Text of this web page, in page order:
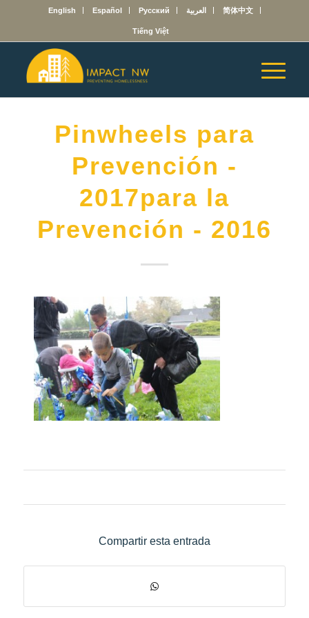
English Español Русский العربية 简体中文
Tiếng Việt
Pinwheels para
Prevención -
2017para la
Prevención - 2016
Compartir esta entrada